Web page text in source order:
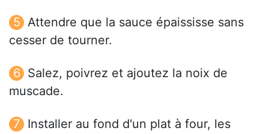
Attendre que la sauce épaississe sans
cesser de tourner.
Salez, poivrez et ajoutez la noix de
muscade.
Installer au fond d'un plat à four, les